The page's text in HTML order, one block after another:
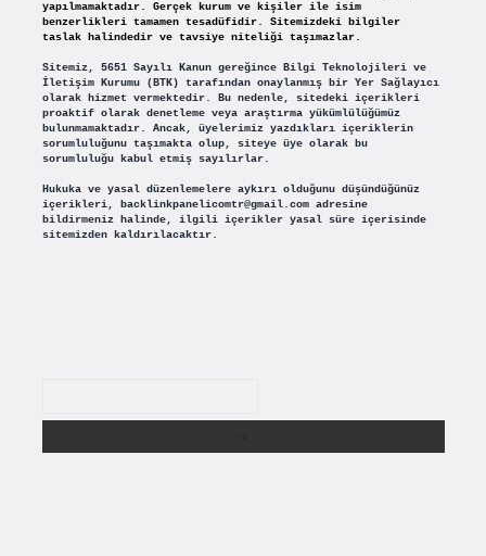
yapılmamaktadır. Gerçek kurum ve kişiler ile isim
benzerlikleri tamamen tesadüfidir. Sitemizdeki bilgiler
taslak halindedir ve tavsiye niteliği taşımazlar.
Sitemiz, 5651 Sayılı Kanun gereğince Bilgi Teknolojileri ve
İletişim Kurumu (BTK) tarafından onaylanmış bir Yer Sağlayıcı
olarak hizmet vermektedir. Bu nedenle, sitedeki içerikleri
proaktif olarak denetleme veya araştırma yükümlülüğümüz
bulunmamaktadır. Ancak, üyelerimiz yazdıkları içeriklerin
sorumluluğunu taşımakta olup, siteye üye olarak bu
sorumluluğu kabul etmiş sayılırlar.
Hukuka ve yasal düzenlemelere aykırı olduğunu düşündüğünüz
içerikleri, backlinkpanelicomtr@gmail.comadresine
bildirmeniz halinde, ilgili içerikler yasal süre içerisinde
sitemizden kaldırılacaktır.